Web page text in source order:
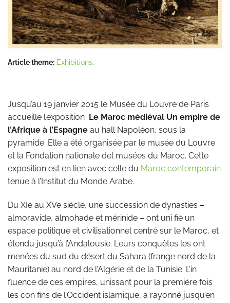
Article theme: Exhibitions.
Jusqu’au 19 janvier 2015 le Musée du Louvre de Paris
accueille l’exposition Le Maroc médiéval Un empire de
l’Afrique à l’Espagne au hall Napoléon, sous la
pyramide. Elle a été organisée par le musée du Louvre
et la Fondation nationale del musées du Maroc. Cette
exposition est en lien avec celle du Maroc contemporain
tenue à l’Institut du Monde Arabe.
Du XIe au XVe siècle, une succession de dynasties –
almoravide, almohade et mérinide – ont uni fié un
espace politique et civilisationnel centré sur le Maroc, et
étendu jusqu’à l’Andalousie. Leurs conquêtes les ont
menées du sud du désert du Sahara (frange nord de la
Mauritanie) au nord de l’Algérie et de la Tunisie. L’in
fluence de ces empires, unissant pour la première fois
les con fins de l’Occident islamique, a rayonné jusqu’en